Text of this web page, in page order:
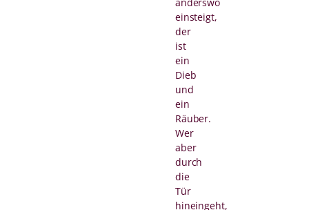
einsteigt,
der
ist
ein
Dieb
und
ein
Räuber.
Wer
aber
durch
die
Tür
hineingeht,